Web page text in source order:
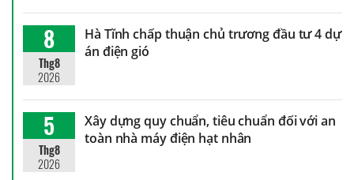
8
Thg8
2026
Hà Tĩnh chấp thuận chủ trương đầu tư 4 dự
án điện gió
5
Thg8
2026
Xây dựng quy chuẩn, tiêu chuẩn đối với an
toàn nhà máy điện hạt nhân